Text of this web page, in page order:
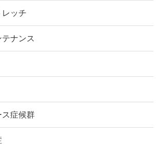
ッチ
ナンス
ス症候群